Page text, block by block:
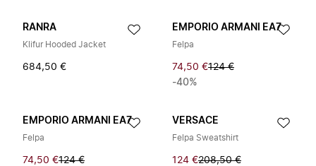
RANRA
Klifur Hooded Jacket
684,50 €
EMPORIO ARMANI EA7
Felpa
74,50 €124 €
-40%
EMPORIO ARMANI EA7
Felpa
74,50 €124 €
VERSACE
Felpa Sweatshirt
124 €208,50 €